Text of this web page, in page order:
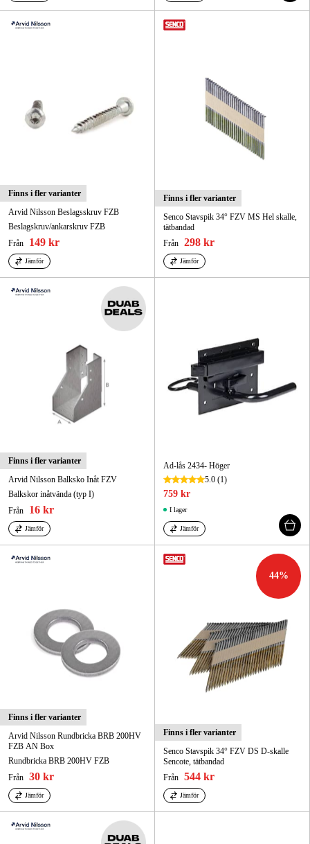
Finns i fler varianter
Arvid Nilsson Beslagsskruv FZB
Beslagskruv/ankarskruv FZB
Från
149 kr
Jämför
Finns i fler varianter
Senco Stavspik 34° FZV MS Hel skalle,
tätbandad
Från 298 kr
Jämför
Finns i fler varianter
Arvid Nilsson Balksko Inåt FZV
Balkskor inåtvända (typ I)
Från
16 kr
Jämför
Ad-lås 2434- Höger
5.0 (1)
759 kr
I lager
Jämför
Finns i fler varianter
Arvid Nilsson Rundbricka BRB 200HV
FZB AN Box
Rundbricka BRB 200HV FZB
Från 30 kr
Jämför
44%
Finns i fler varianter
Senco Stavspik 34° FZV DS D-skalle
Sencote, tätbandad
Från 544 kr
Jämför